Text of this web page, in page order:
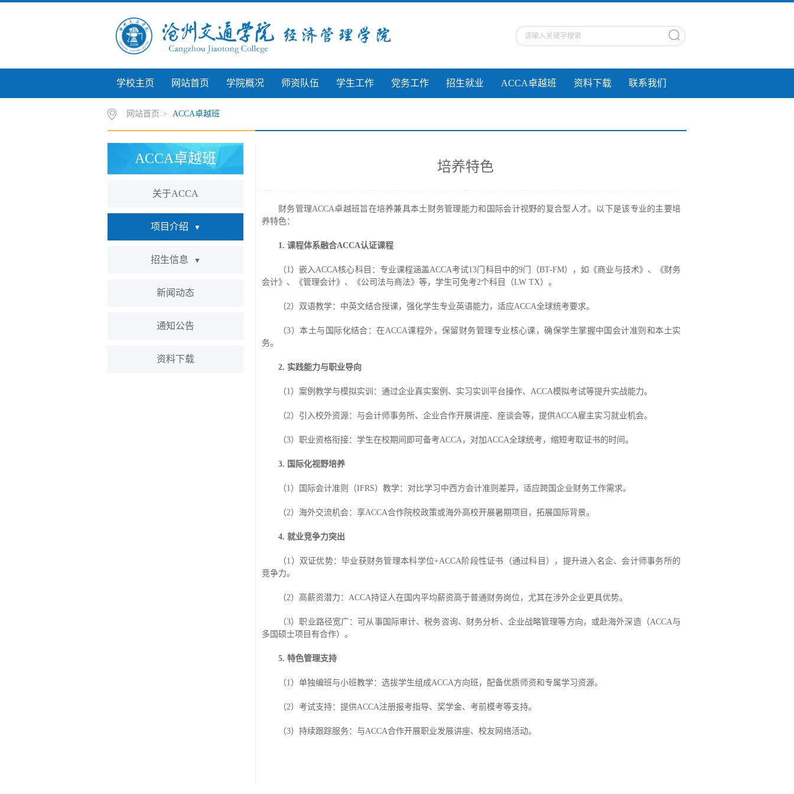
学校主页 网站首页 学院概况 师资队伍 学生工作 党务工作 招生就业 ACCA卓越班 资料下载 联系我们
网站首页 > ACCA卓越班
ACCA卓越班
关于ACCA
项目介绍 ▼
招生信息 ▼
新闻动态
通知公告
资料下载
培养特色
财务管理ACCA卓越班旨在培养兼具本土财务管理能力和国际会计视野的复合型人才。以下是该专业的主要培
养特色：
1. 课程体系融合ACCA认证课程
（1）嵌入ACCA核心科目：专业课程涵盖ACCA考试13门科目中的9门（BT-FM），如《商业与技术》、《财务
会计》、《管理会计》、《公司法与商法》等，学生可免考2个科目（LW TX）。
（2）双语教学：中英文结合授课，强化学生专业英语能力，适应ACCA全球统考要求。
（3）本土与国际化结合：在ACCA课程外，保留财务管理专业核心课，确保学生掌握中国会计准则和本土实
务。
2. 实践能力与职业导向
（1）案例教学与模拟实训：通过企业真实案例、实习实训平台操作、ACCA模拟考试等提升实战能力。
（2）引入校外资源：与会计师事务所、企业合作开展讲座、座谈会等，提供ACCA雇主实习就业机会。
（3）职业资格衔接：学生在校期间即可备考ACCA，对加ACCA全球统考，缩短考取证书的时间。
3. 国际化视野培养
（1）国际会计准则（IFRS）教学：对比学习中西方会计准则差异，适应跨国企业财务工作需求。
（2）海外交流机会：享ACCA合作院校政策或海外高校开展暑期项目，拓展国际背景。
4. 就业竞争力突出
（1）双证优势：毕业获财务管理本科学位+ACCA阶段性证书（通过科目），提升进入名企、会计师事务所的
竞争力。
（2）高薪资潜力：ACCA持证人在国内平均薪资高于普通财务岗位，尤其在涉外企业更具优势。
（3）职业路径宽广：可从事国际审计、税务咨询、财务分析、企业战略管理等方向，或赴海外深造（ACCA与
多国硕士项目有合作）。
5. 特色管理支持
（1）单独编班与小班教学：选拔学生组成ACCA方向班，配备优质师资和专属学习资源。
（2）考试支持：提供ACCA注册报考指导、奖学金、考前模考等支持。
（3）持续跟踪服务：与ACCA合作开展职业发展讲座、校友网络活动。